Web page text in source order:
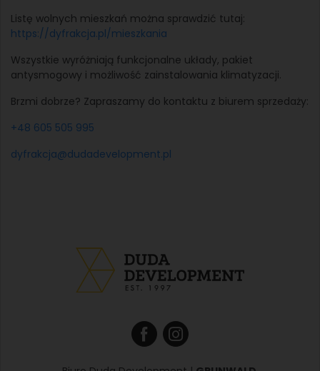
Listę wolnych mieszkań można sprawdzić tutaj:
https://dyfrakcja.pl/mieszkania
Wszystkie wyróżniają funkcjonalne układy, pakiet
antysmogowy i możliwość zainstalowania klimatyzacji.
Brzmi dobrze? Zapraszamy do kontaktu z biurem sprzedaży:
+48 605 505 995
dyfrakcja@dudadevelopment.pl